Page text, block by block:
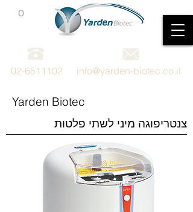
02-6511102 info@yarden-biotec.co.il
0
Yarden Biotec
צנטריפוגה מיני לשתי פלטות